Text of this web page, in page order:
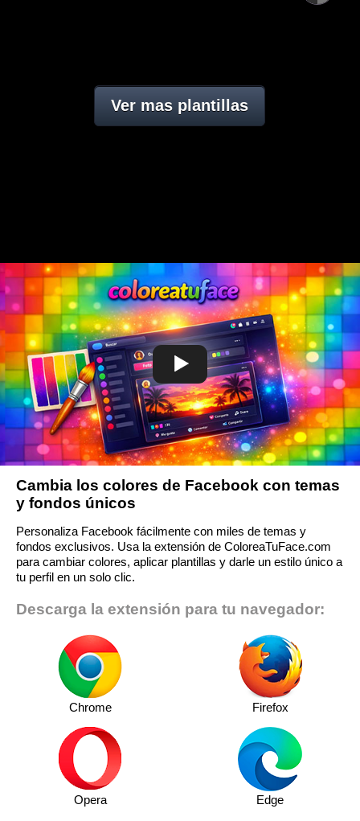
Ver mas plantillas
Cambia los colores de Facebook con temas
y fondos únicos
Personaliza Facebook fácilmente con miles de temas y
fondos exclusivos. Usa la extensión de ColoreaTuFace.com
para cambiar colores, aplicar plantillas y darle un estilo único a
tu perfil en un solo clic.
Descarga la extensión para tu navegador:
Chrome Firefox
Opera Edge